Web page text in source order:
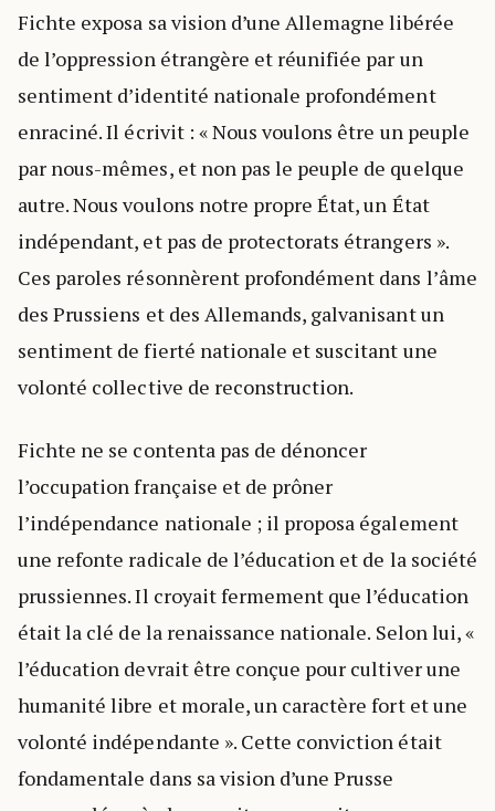
Fichte exposa sa vision d’une Allemagne libérée
de l’oppression étrangère et réunifiée par un
sentiment d’identité nationale profondément
enraciné. Il écrivit : « Nous voulons être un peuple
par nous-mêmes, et non pas le peuple de quelque
autre. Nous voulons notre propre État, un État
indépendant, et pas de protectorats étrangers ».
Ces paroles résonnèrent profondément dans l’âme
des Prussiens et des Allemands, galvanisant un
sentiment de fierté nationale et suscitant une
volonté collective de reconstruction.
Fichte ne se contenta pas de dénoncer
l’occupation française et de prôner
l’indépendance nationale ; il proposa également
une refonte radicale de l’éducation et de la société
prussiennes. Il croyait fermement que l’éducation
était la clé de la renaissance nationale. Selon lui, «
l’éducation devrait être conçue pour cultiver une
humanité libre et morale, un caractère fort et une
volonté indépendante ». Cette conviction était
fondamentale dans sa vision d’une Prusse